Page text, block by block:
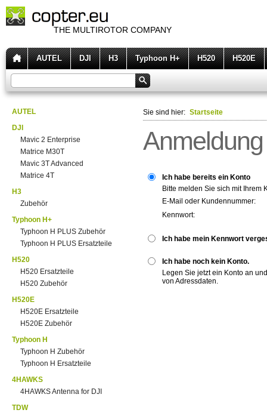
THE MULTIROTOR COMPANY
AUTEL DJI H3 Typhoon H+ H520 H520E
AUTEL
DJI
Mavic 2 Enterprise
Matrice M30T
Mavic 3T Advanced
Matrice 4T
H3
Zubehör
Typhoon H+
Typhoon H PLUS Zubehör
Typhoon H PLUS Ersatzteile
H520
H520 Ersatzteile
H520 Zubehör
H520E
H520E Ersatzteile
H520E Zubehör
Typhoon H
Typhoon H Zubehör
Typhoon H Ersatzteile
4HAWKS
4HAWKS Antenna for DJI
TDW
Sie sind hier: Startseite
Anmeldung
Ich habe bereits ein Konto
Bitte melden Sie sich mit Ihrem
E-Mail oder Kundennummer:
Kennwort:
Ich habe mein Kennwort
Ich habe noch kein Konto.
Legen Sie jetzt ein Konto an
von Adressdaten.